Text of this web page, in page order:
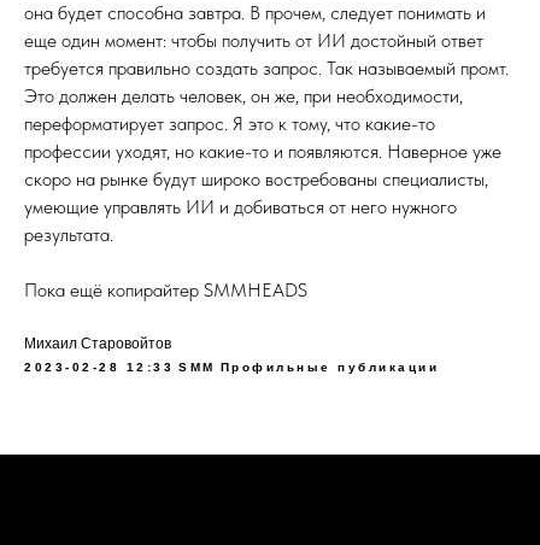
она будет способна завтра. В прочем, следует понимать и
еще один момент: чтобы получить от ИИ достойный ответ
требуется правильно создать запрос. Так называемый промт.
Это должен делать человек, он же, при необходимости,
переформатирует запрос. Я это к тому, что какие-то
профессии уходят, но какие-то и появляются. Наверное уже
скоро на рынке будут широко востребованы специалисты,
умеющие управлять ИИ и добиваться от него нужного
результата.
Пока ещё копирайтер SMMHEADS
Михаил Старовойтов
2023-02-28 12:33 SMM Профильные публикации